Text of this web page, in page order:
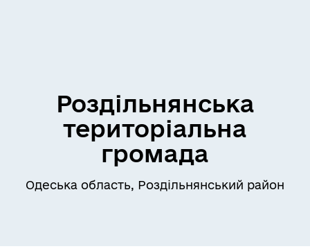
Роздільнянська
територіальна
громада
Одеська область, Роздільнянський район